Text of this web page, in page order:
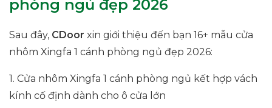
phòng ngủ đẹp 2026
Sau đây, CDoor xin giới thiệu đến bạn 16+ mẫu cửa
nhôm Xingfa 1 cánh phòng ngủ đẹp 2026:
1. Cửa nhôm Xingfa 1 cánh phòng ngủ kết hợp vách
kính cố định dành cho ô cửa lớn